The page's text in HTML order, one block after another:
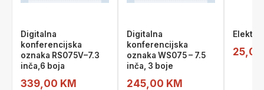
Digitalna
konferencijska
oznaka RS075V–7.3
inča,6 boja
339,00 KM
Digitalna
konferencijska
oznaka WS075 – 7.5
inča, 3 boje
245,00 KM
25,00